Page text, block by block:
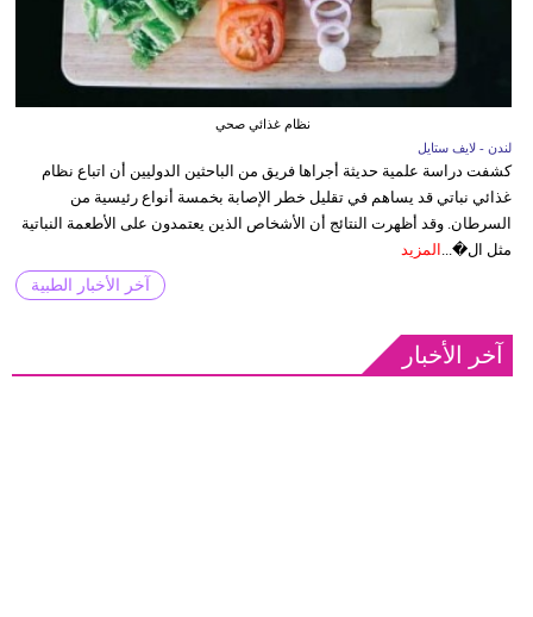
نظام غذائي صحي
لندن - لايف ستايل
كشفت دراسة علمية حديثة أجراها فريق من الباحثين الدوليين أن اتباع نظام
غذائي نباتي قد يساهم في تقليل خطر الإصابة بخمسة أنواع رئيسية من
السرطان. وقد أظهرت النتائج أن الأشخاص الذين يعتمدون على الأطعمة النباتية
مثل ال�...
المزيد
آخر الأخبار الطبية
آخر الأخبار